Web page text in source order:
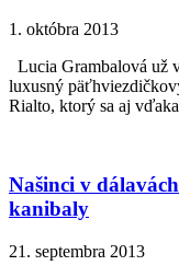
1. októbra 2013
Lucia Grambalová už
luxusný
Rialto, ktorý sa aj
Našinci v
kanibaly
21. septembra 2013